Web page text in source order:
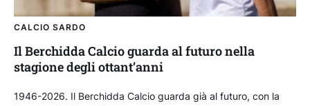
CALCIO SARDO
Il Berchidda Calcio guarda al futuro nella
stagione degli ottant’anni
1946-2026. Il Berchidda Calcio guarda già al futuro, con la